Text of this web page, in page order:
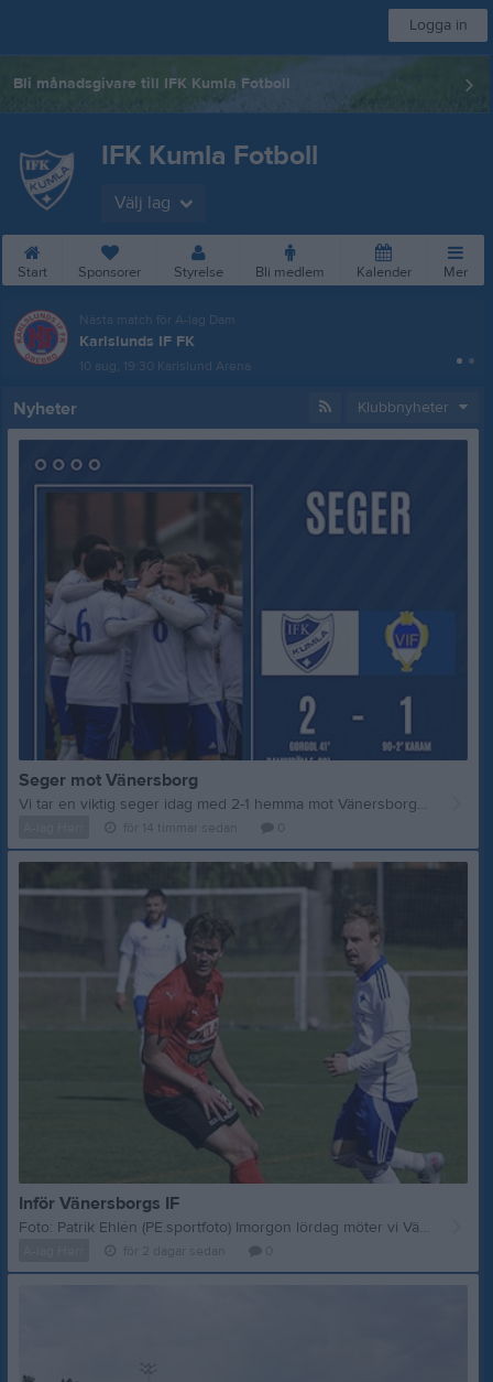
Logga in
Bli månadsgivare till IFK Kumla Fotboll
IFK Kumla Fotboll
Välj lag
Start Sponsorer Styrelse Bli medlem Kalender Mer
Nästa match för A-lag Dam
Karlslunds IF FK
10 aug, 19:30 Karlslund Arena
Nyheter Klubbnyheter
Seger mot Vänersborg
Vi tar en viktig seger idag med 2-1 hemma mot Vänersborgs IF. Målskyttar för IFK blev Amin Gorgol och Robin Damström Egartner, båda från 11 meter. Tränare Albin Ek: Inte den vackraste matchen att se från sidan. Men vi visste att det skulle bli mycket kamp och dueller på gräset och också hur Vänersborg spelar. Vi tar kampen idag och står upp bra i det fysiska spelet. Jag tycker också att vi utnyttjar farten och kvaliten vi har framåt. En otroligt skön seger som vi tar med oss framåt nu. Matchhändelser: 17’ Varning Oliver Eriksson (VIF) 41’ 1-0 Amin Gorgol (straff) 43’ Varning Oscar Edh (VIF) —— 59’ Varning Lennon Agnemyr 60’ 2-0 Robin Damström Egartner (straff) 60’ Varning Ali Hasan (VIF) 71’ Varning Oscar Windahl 90’ Varning Filip Maksimovic 90+2’ 2-1 Benjamin R. Karam Startelvan: Oscar Scherp (Mv), Mattias Mannerstål, Oscar Windahl, Arvid Cervin, Kevin Westlind (18), Liam Lund (72), Amin Gorgol, Lennon Agnemyr, Mattias Persson (K), Amir Mohammadi (72), Robin Damström Egartner Avbytare: Emil Blomberg (Mv), Simon Karlsson (72), Filip Maksimovic (72), John Lindhé Rehn (18) Nästa match spelas lördag 15 augusti. Då möter vi Stenungsunds IF på bortaplan. Matchstart 14:00 på Olssons Trävaror Arena.
Inför Vänersborgs IF
Foto: Patrik Ehlén (PE.sportfoto) Imorgon lördag möter vi Vänersborgs IF på hemmaplan. Matchen spelas på Moabvallen i Hällabrottet på grund av försenad leverans av det nya konstgräset till IP. Matchstart klockan 14:00 och för dig som inte kan vara på plats i Hällabrottet sänder vi givetvis matchen i appen Min Fotboll. IFK Kumla: Förlorade senast med 0-2 borta mot IK Tord. IFK nu på en 9:e-plats i tabellen med 17 poäng och 15-18 i målskillnad. På hemmaplan har IFK vunnit två matcher, spelat tre oavgjorda och förlorat två med målskillnaden 6-6. Den interna skytteligan leds av Robin Damström Egartner som gjort 5 mål. Joel Andersson Segerlind är avstängd. Motståndarkollen: Vänersborgs IF hittar vi på 14:e-plats i tabellen med 9 poäng och målskillnaden 19-43. Laget kommer senast från 3-3 hemma mot Motala AIF. På bortaplan har Vänersborg vunnit en match, spelat en oavgjord och förlorat fem med målskillnaden 10-24. Den interna skytteligan leds av Markus Johansson som gjort 7 mål. IFK Kumlas tränare Albin Ek: - Efter den svaga prestationen senast har vi nu chans till revansch. Vi möter ett förstärkt Vänersborgs IF som kommer slåss för varje poäng nu för att undvika bottenstriden. Det kommer krävas 110% av oss från första sekunden, att vi springer för varandra och ger allt i 90 minuter.